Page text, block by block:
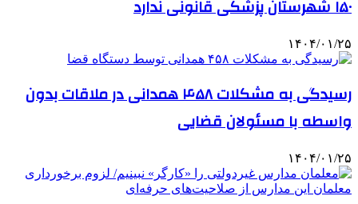
۱۵۰ شهرستان پزشکی قانونی ندارد
۱۴۰۴/۰۱/۲۵
رسیدگی به مشکلات ۴۵۸ همدانی در ملاقات بدون
واسطه با مسئولان قضایی
۱۴۰۴/۰۱/۲۵